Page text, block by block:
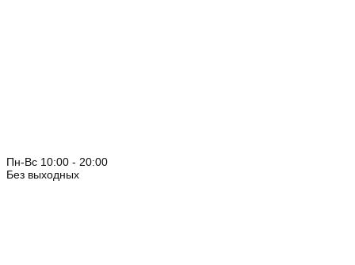
Пн-Вс 10:00 - 20:00
Без выходных